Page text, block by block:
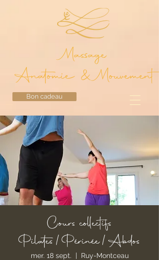
Massage
Anatomie & Mouvement
Bon cadeau
Cours collectifs
Pilates/Périnée/Abdos
mer. 18 sept.
  |
Ruy-Montceau